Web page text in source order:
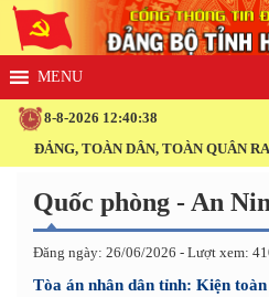
8-8-2026 12:40:38
TOÀN DÂN, TOÀN QUÂN RA
Quốc phòng - An
Đăng ngày: 26/06/2026 - Lượt xem:
Tòa án nhân dân tỉnh: Kiện